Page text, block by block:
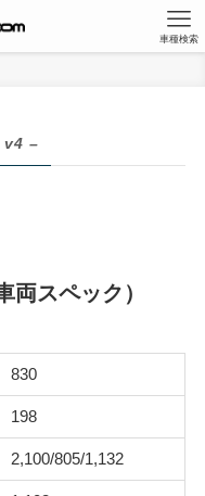
車種検索
–
両スペック）
830
198
2,100/805/1,132